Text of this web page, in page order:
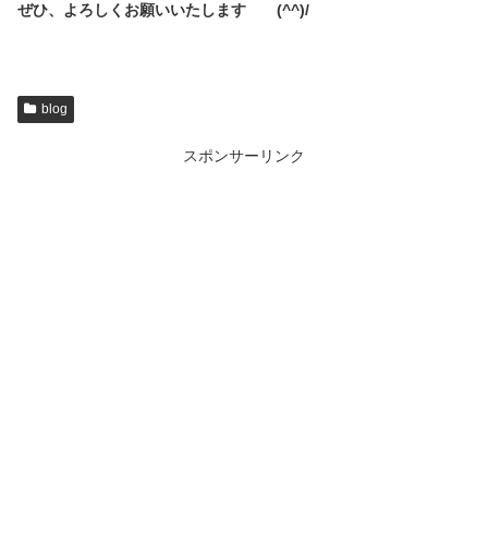
ぜひ、よろしくお願いいたします (^^)/
blog
スポンサーリンク